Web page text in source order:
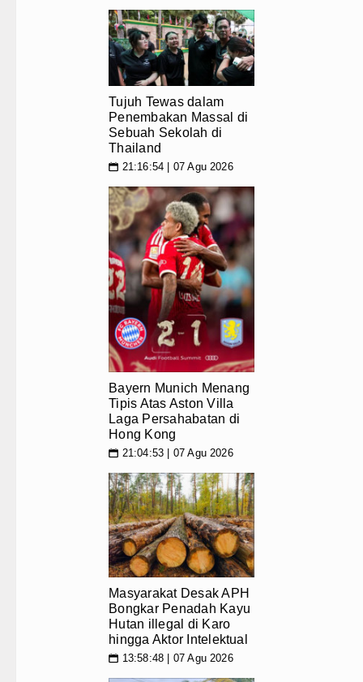
Tujuh Tewas dalam
Bayern Munich Menang Tipis
Masyarakat Desak APH
Tujuh Tewas dalam
Penembakan Massal di
Sebuah Sekolah di
Thailand
📅 21:16:54 | 07 Agu 2026
Bayern Munich Menang
Tipis Atas Aston Villa
Laga Persahabatan di
Hong Kong
📅 21:04:53 | 07 Agu 2026
Masyarakat Desak APH
Bongkar Penadah Kayu
Hutan illegal di Karo
hingga Aktor Intelektual
📅 13:58:48 | 07 Agu 2026